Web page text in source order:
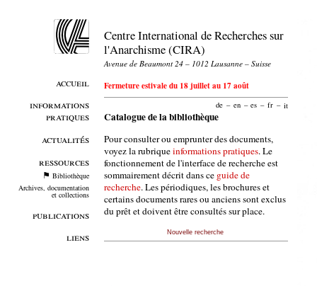
accueil
informations
pratiques
actualités
ressources
Bibliothèque
Archives, documentation
et collections
publications
liens
Centre International de Recherches sur
l'Anarchisme (CIRA)
Avenue de Beaumont 24 – 1012 Lausanne – Suisse
Fermeture estivale du 18 juillet au 17 août
de – en – es – fr – it
Catalogue de la bibliothèque
Pour consulter ou emprunter des documents,
voyez la rubriqueinformations pratiques. Le
fonctionnement de l'interface de recherche est
sommairement décrit dans ce guide de
recherche. Les périodiques, les brochures et
certains documents rares ou anciens sont exclus
du prêt et doivent être consultés sur place.
Nouvelle recherche